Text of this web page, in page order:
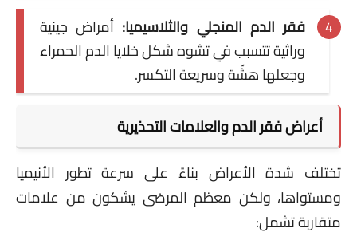
فقر الدم المنجلي والثلاسيميا: أمراض جينية
وراثية تتسبب في تشوه شكل خلايا الدم الحمراء
وجعلها هشّة وسريعة التكسر.
أعراض فقر الدم والعلامات التحذيرية
تختلف شدة الأعراض بناءً على سرعة تطور الأنيميا
ومستواها، ولكن معظم المرضى يشكون من علامات
متقاربة تشمل: